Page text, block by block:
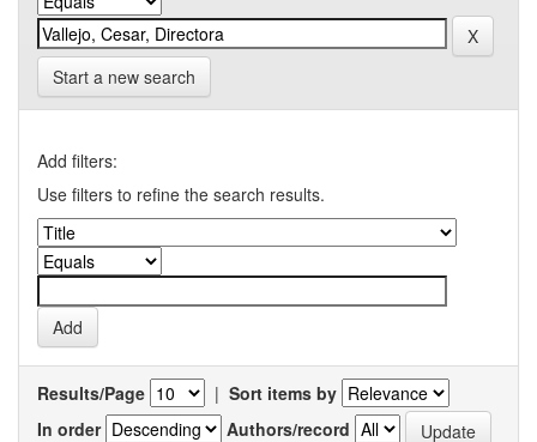
Start a new search
Add filters:
Use filters to refine the search results.
Results/Page | Sort items by
In order
Authors/record